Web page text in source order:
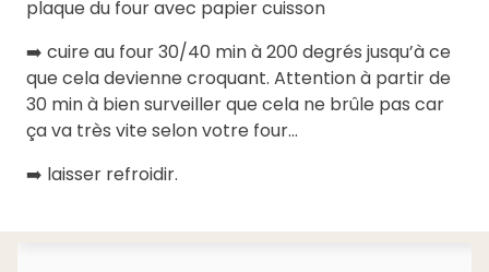
plaque du four avec papier cuisson
➡️ cuire au four 30/40 min à 200 degrés jusqu’à ce
que cela devienne croquant. Attention à partir de
30 min à bien surveiller que cela ne brûle pas car
ça va très vite selon votre four...
➡️ laisser refroidir.